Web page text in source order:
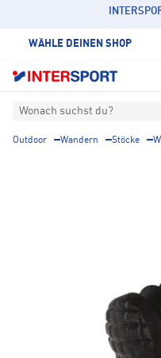
WÄHLE DEINEN SHOP
Wonach suchst du?
Outdoor Wandern Stöcke